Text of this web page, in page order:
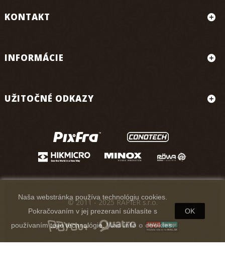
KONTAKT
INFORMÁCIE
UŽITOČNÉ ODKAZY
Naša webstránka používa technológiu cookies.
Pokračovaním v jej prezeraní súhlasíte s
používaním tejto technológie.Viac info o cookies.
OK
© 2011 - 2025 RAPIER s.r.o.